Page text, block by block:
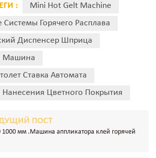
:
Mini Hot Gelt Machine
Горячего Расплава
Диспенсер Шприца
Машина
Ставка Автомата
Цветного Покрытия
ПОСТ
1000 мм .Машина аппликатора клей горячей